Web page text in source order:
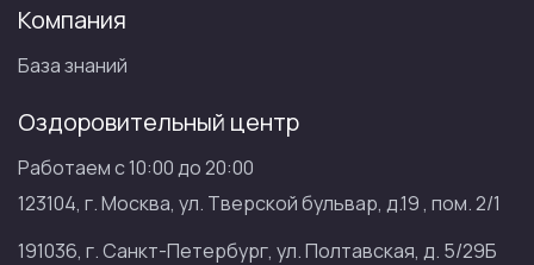
Компания
База знаний
Оздоровительный центр
Работаем с 10:00 до 20:00
123104, г. Москва, ул. Тверской бульвар, д.19 , пом. 2/1
191036, г. Санкт-Петербург, ул. Полтавская, д. 5/29Б